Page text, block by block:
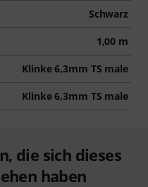
Schwarz
1,00 m
Klinke 6,3mm TS male
Klinke 6,3mm TS male
die sich dieses
haben